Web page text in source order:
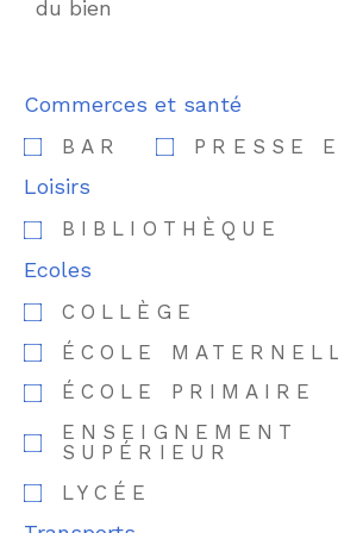
du bien
Commerces et santé
BAR PRESSE
Loisirs
BIBLIOTHÈQUE
Ecoles
COLLÈGE
ÉCOLE
ÉCOLE PRIMAIRE
ENSEIGNEMENT
SUPÉRIEUR
LYCÉE